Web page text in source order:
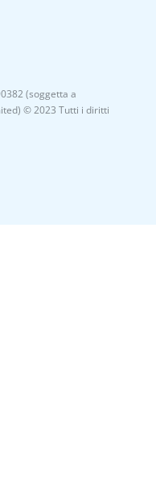
(soggetta a
© 2023 Tutti i diritti